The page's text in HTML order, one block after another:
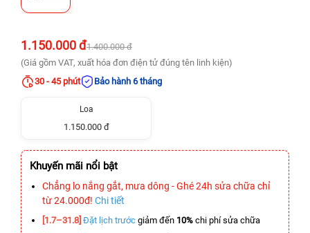
1.150.000 đ1.400.000 đ
(Giá gồm VAT, xuất hóa đơn điện tử đúng tên linh kiện)
30 - 45 phút
Bảo hành 6 tháng
Loa
1.150.000 đ
Khuyến mãi nổi bật
Chẳng lo nắng gắt, mưa dông - Ghé 24h sửa chữa chỉ
từ 24.000đ! Chi tiết
[1.7–31.8] Đặt lịch trước giảm đến 10% chi phí sửa chữa